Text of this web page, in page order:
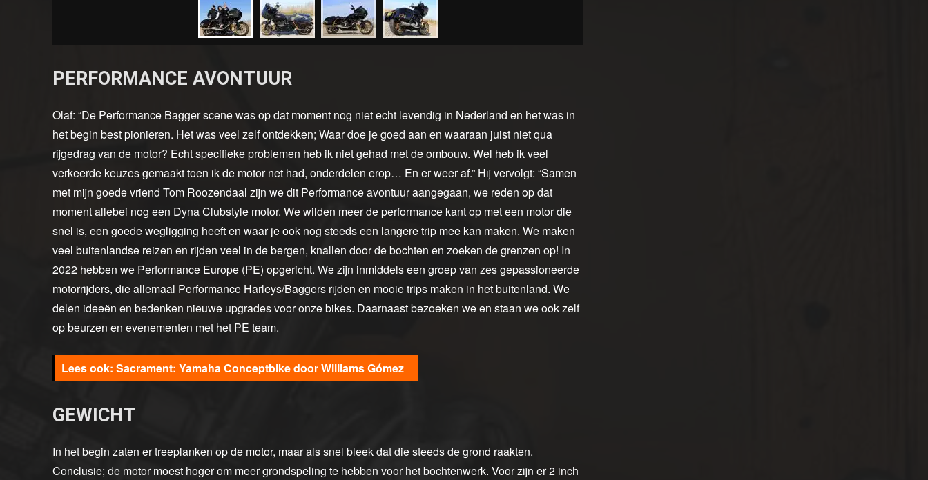
PERFORMANCE AVONTUUR
Olaf: “De Performance Bagger scene was op dat moment nog niet echt levendig in Nederland en het was in
het begin best pionieren. Het was veel zelf ontdekken; Waar doe je goed aan en waaraan juist niet qua
rijgedrag van de motor? Echt specifieke problemen heb ik niet gehad met de ombouw. Wel heb ik veel
verkeerde keuzes gemaakt toen ik de motor net had, onderdelen erop… En er weer af.” Hij vervolgt: “Samen
met mijn goede vriend Tom Roozendaal zijn we dit Performance avontuur aangegaan, we reden op dat
moment allebei nog een Dyna Clubstyle motor. We wilden meer de performance kant op met een motor die
snel is, een goede wegligging heeft en waar je ook nog steeds een langere trip mee kan maken. We maken
veel buitenlandse reizen en rijden veel in de bergen, knallen door de bochten en zoeken de grenzen op! In
2022 hebben we Performance Europe (PE) opgericht. We zijn inmiddels een groep van zes gepassioneerde
motorrijders, die allemaal Performance Harleys/Baggers rijden en mooie trips maken in het buitenland. We
delen ideeën en bedenken nieuwe upgrades voor onze bikes. Daarnaast bezoeken we en staan we ook zelf
op beurzen en evenementen met het PE team.
Sacrament: Yamaha Conceptbike door Williams Gómez
GEWICHT
In het begin zaten er treeplanken op de motor, maar als snel bleek dat die steeds de grond raakten.
Conclusie; de motor moest hoger om meer grondspeling te hebben voor het bochtenwerk. Voor zijn er 2 inch